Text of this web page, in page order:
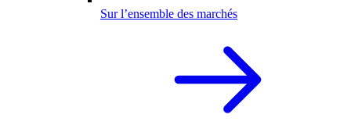
Sur l’ensemble des marchés